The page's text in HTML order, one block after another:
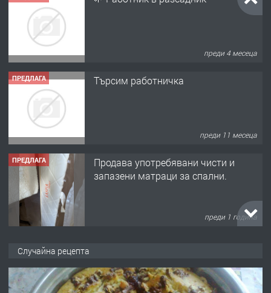
преди 4 месеца
ПРЕДЛАГА Търсим работничка
преди 11 месеца
ПРЕДЛАГА
Продава употребявани чисти и
запазени матраци за спални.
преди 1 година
Случайна рецепта